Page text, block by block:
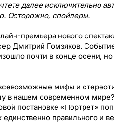
далее исключительно
Осторожно, спойлеры.
премьера нового
Дмитрий Гомзяков.
почти в конце осени,
мифы и
в нашем современном
постановке «Портрет»
единственно правильного и